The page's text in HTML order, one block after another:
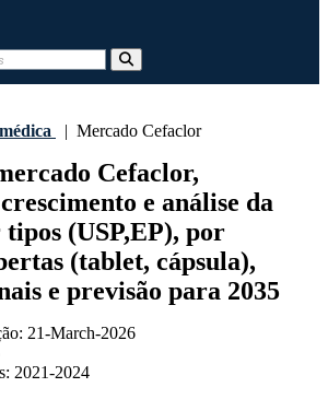
| Mercado Cefaclor
Cefaclor,
e análise da
(USP,EP), por
(tablet, cápsula),
e previsão para 2035
21-March-2026
2021-2024